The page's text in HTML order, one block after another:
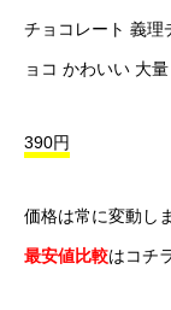
チョコレート 義理
ョコ かわいい 大
390円
価格は常に変動し
最安値比較はコチ